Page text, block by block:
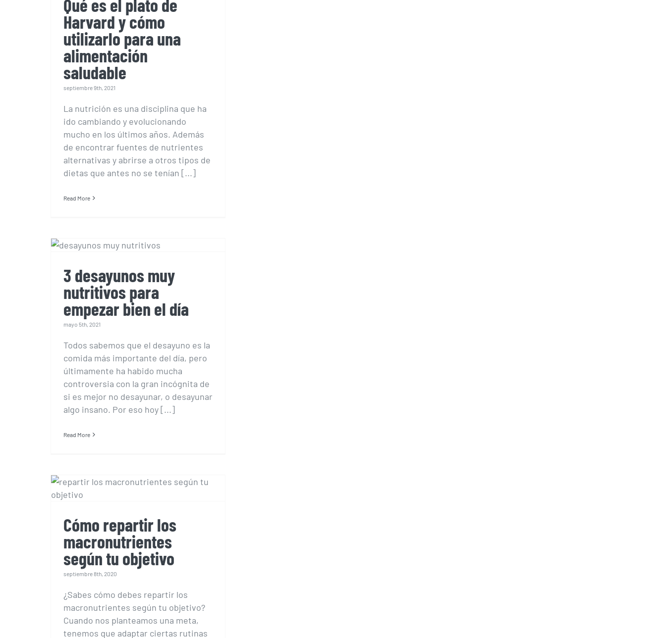
Qué es el plato de
Harvard y cómo
utilizarlo para una
alimentación
saludable
septiembre 9th, 2021
La nutrición es una disciplina que ha
ido cambiando y evolucionando
mucho en los últimos años. Además
de encontrar fuentes de nutrientes
alternativas y abrirse a otros tipos de
dietas que antes no se tenían [...]
Read More
nutritivos para
3 desayunos muy
nutritivos para
empezar bien el día
mayo 5th, 2021
Todos sabemos que el desayuno es la
comida más importante del día, pero
últimamente ha habido mucha
controversia con la gran incógnita de
si es mejor no desayunar, o desayunar
algo insano. Por eso hoy [...]
Read More
macronutrientes según
Cómo repartir los
macronutrientes
según tu objetivo
septiembre 8th, 2020
¿Sabes cómo debes repartir los
macronutrientes según tu objetivo?
Cuando nos planteamos una meta,
tenemos que adaptar ciertas rutinas